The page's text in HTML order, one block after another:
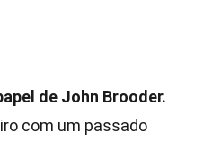
de John Brooder.
com um passado